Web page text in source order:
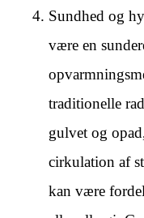
Sundhed og
være en
traditionelle
gulvet og
cirkulation af
kan være